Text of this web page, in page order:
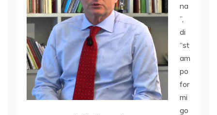
na
”,
di
“st
am
po
for
mi
go